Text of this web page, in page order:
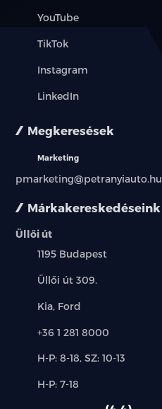
Márkakereskedéseink
Üllői út
Település:
1195 Budapest
Cím:
Üllői út 309.
Márkák:
Kia, Ford
Telefon:
+36 1 281 8000
Új-
használt
H-P: 8-18, SZ: 10-13
Alkatrész,
H-P: 7-18
YouTube
TikTok
Instagram
LinkedIn
Megkeresések
Marketing
pmarketing@petranyiauto.hu